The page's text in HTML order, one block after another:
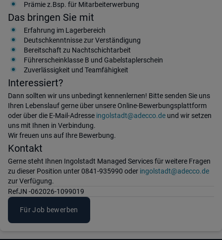
Prämie z.Bsp. für Mitarbeiterwerbung
Das bringen Sie mit
Erfahrung im Lagerbereich
Deutschkenntnisse zur Verständigung
Bereitschaft zu Nachtschichtarbeit
Führerscheinklasse B und Gabelstaplerschein
Zuverlässigkeit und Teamfähigkeit
Interessiert?
Dann sollten wir uns unbedingt kennenlernen! Bitte senden Sie uns
Ihren Lebenslauf gerne über unsere Online-Bewerbungsplattform
oder über die E-Mail-Adresse ingolstadt@adecco.de und wir setzen
uns mit Ihnen in Verbindung.
Wir freuen uns auf Ihre Bewerbung.
Kontakt
Gerne steht Ihnen Ingolstadt Managed Services für weitere Fragen
zu dieser Position unter 0841-935990 oder ingolstadt@adecco.de
zur Verfügung.
RefJN -062026-1099019
Für Job bewerben